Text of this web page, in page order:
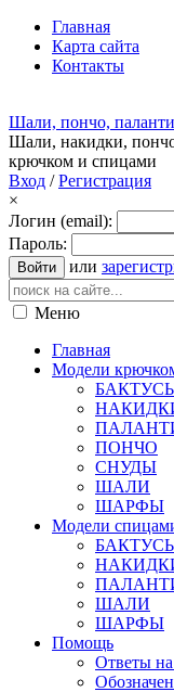
Главная
Карта сайта
Контакты
Шали, пончо,
Шали, накидки,
крючком и спицами
Вход /Регистрация
×
Логин (email):
Пароль:
Войти или
Меню
Главная
Модели
ПОНЧО
СНУДЫ
ШАЛИ
ШАРФЫ
Модели
ШАЛИ
ШАРФЫ
Помощь
Ответы